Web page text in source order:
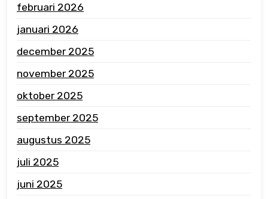
februari 2026
januari 2026
december 2025
november 2025
oktober 2025
september 2025
augustus 2025
juli 2025
juni 2025